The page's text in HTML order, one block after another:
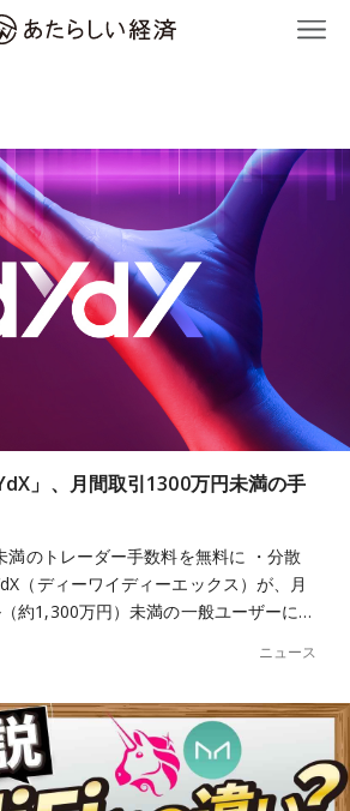
」、月間取引1300万円未満の手
満のトレーダー手数料を無料に ・分散
（ディーワイディーエックス）が、月
約1,300万円）未満の一般ユーザーに…
ニュース